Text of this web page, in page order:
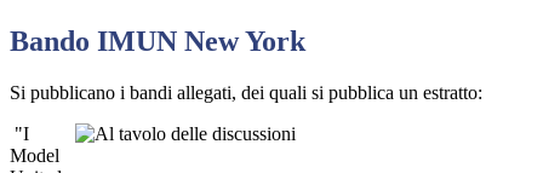
Bando IMUN New York
Si pubblicano i bandi allegati, dei quali si pubblica un estratto:
"I
Model